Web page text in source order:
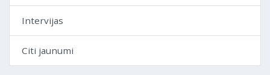
Intervijas
Citi jaunumi